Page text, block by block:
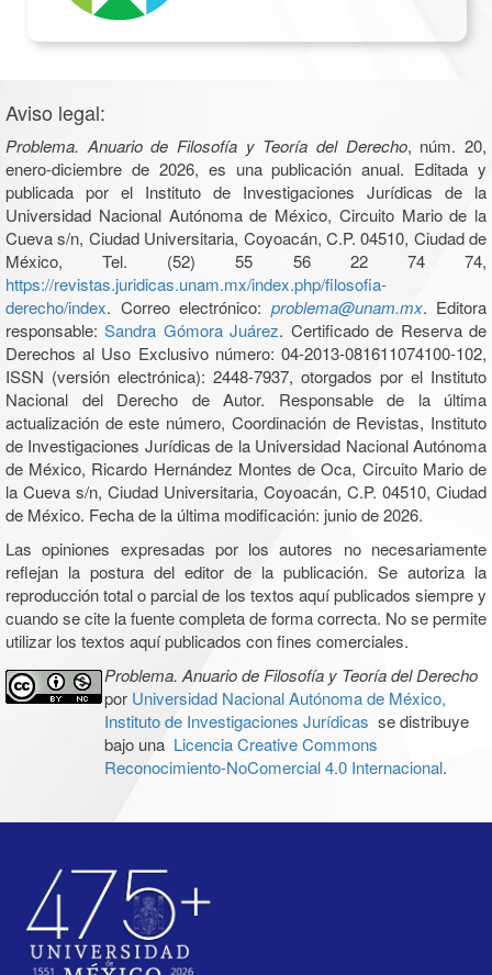
Aviso legal:
Problema. Anuario de Filosofía y Teoría del Derecho, núm. 20,
enero-diciembre de 2026, es una publicación anual. Editada y
publicada por el Instituto de Investigaciones Jurídicas de la
Universidad Nacional Autónoma de México, Circuito Mario de la
Cueva s/n, Ciudad Universitaria, Coyoacán, C.P. 04510, Ciudad de
México, Tel. (52) 55 56 22 74 74,
https://revistas.juridicas.unam.mx/index.php/filosofia-
derecho/index. Correo electrónico: problema@unam.mx. Editora
responsable:Sandra Gómora Juárez. Certificado de Reserva de
Derechos al Uso Exclusivo número: 04-2013-081611074100-102,
ISSN (versión electrónica): 2448-7937, otorgados por el Instituto
Nacional del Derecho de Autor. Responsable de la última
actualización de este número, Coordinación de Revistas, Instituto
de Investigaciones Jurídicas de la Universidad Nacional Autónoma
de México, Ricardo Hernández Montes de Oca, Circuito Mario de
la Cueva s/n, Ciudad Universitaria, Coyoacán, C.P. 04510, Ciudad
de México. Fecha de la última modificación: junio de 2026.
Las opiniones expresadas por los autores no necesariamente
reflejan la postura del editor de la publicación. Se autoriza la
reproducción total o parcial de los textos aquí publicados siempre y
cuando se cite la fuente completa de forma correcta. No se permite
utilizar los textos aquí publicados con fines comerciales.
Problema. Anuario de Filosofía y Teoría del Derecho
por Universidad Nacional Autónoma de México,
Instituto de Investigaciones Jurídicas se distribuye
bajo una Licencia Creative Commons
Reconocimiento-NoComercial 4.0 Internacional.